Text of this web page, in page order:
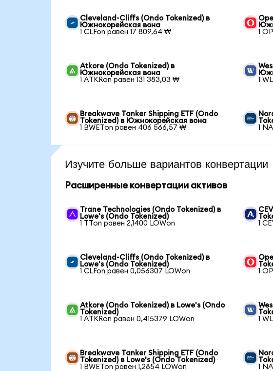
Cleveland-Cliffs (Ondo Tokenized) в
Южнокорейская вона
1 CLFon равен 17 809,64 ₩
1
Atkore (Ondo Tokenized) в
Южнокорейская вона
1 ATKRon равен 131 383,03 ₩
1
Breakwave Tanker Shipping ETF (Ondo
Tokenized) в Южнокорейская вона
1 BWETon равен 406 566,57 ₩
1
Изучите больше вариантов конвертации
Расширенные конвертации активов
Trane Technologies (Ondo Tokenized) в
Lowe's (Ondo Tokenized)
1 TTon равен 2,1400 LOWon
1
Cleveland-Cliffs (Ondo Tokenized) в
Lowe's (Ondo Tokenized)
1 CLFon равен 0,056307 LOWon
1
Atkore (Ondo Tokenized) в Lowe's (Ondo
Tokenized)
1 ATKRon равен 0,415379 LOWon
1
Breakwave Tanker Shipping ETF (Ondo
Tokenized) в Lowe's (Ondo Tokenized)
1 BWETon равен 1,2854 LOWon
1